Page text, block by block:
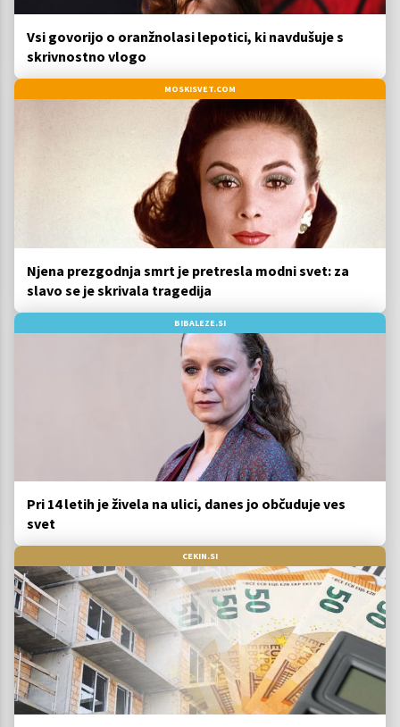
Vsi govorijo o oranžnolasi lepotici, ki navdušuje s
skrivnostno vlogo
MOSKISVET.COM
Njena prezgodnja smrt je pretresla modni svet: za
slavo se je skrivala tragedija
BIBALEZE.SI
Pri 14 letih je živela na ulici, danes jo občuduje ves
svet
CEKIN.SI